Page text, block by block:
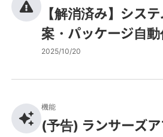
【解消済み】シス
案・パッケージ自動
2025/10/20
機能
(予告) ランサーズ